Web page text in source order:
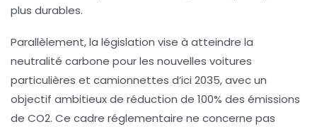
plus durables.
Parallèlement, la législation vise à atteindre la
neutralité carbone pour les nouvelles voitures
particulières et camionnettes d’ici 2035, avec un
objectif ambitieux de réduction de 100% des émissions
de CO2. Ce cadre réglementaire ne concerne pas